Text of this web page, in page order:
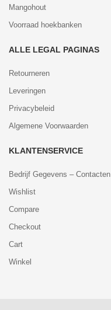
Mangohout
Voorraad hoekbanken
ALLE LEGAL PAGINAS
Retourneren
Leveringen
Privacybeleid
Algemene Voorwaarden
KLANTENSERVICE
Bedrijf Gegevens – Contacten
Wishlist
Compare
Checkout
Cart
Winkel